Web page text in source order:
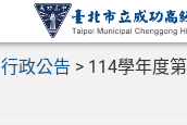
行政公告 > 114學年度